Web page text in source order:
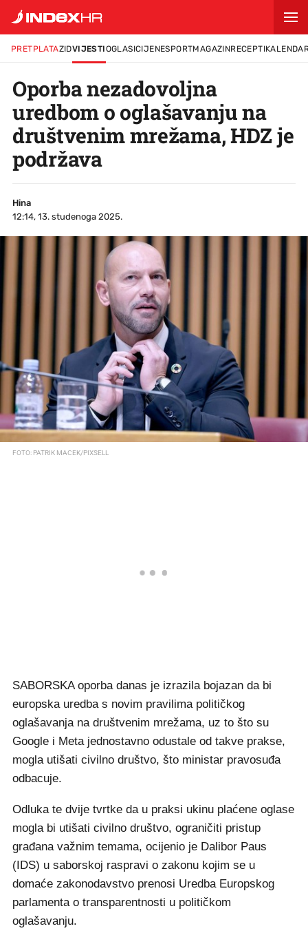
PRETPLATAZIDVIJESTIOGLASICIJENESPORTMAGAZINRECEPTI
Oporba nezadovoljna
uredbom o oglašavanju na
društvenim mrežama, HDZ je
podržava
Hina
12:14, 13. studenoga 2025.
FOTO: PATRIK MACEK/PIXSELL
SABORSKA oporba danas je izrazila bojazan da bi
europska uredba s novim pravilima političkog
oglašavanja na društvenim mrežama, uz to što su
Google i Meta jednostavno odustale od takve prakse,
mogla utišati civilno društvo, što ministar pravosuđa
odbacuje.
Odluka te dvije tvrtke da u praksi ukinu plaćene oglase
mogla bi utišati civilno društvo, ograničiti pristup
građana važnim temama, ocijenio je Dalibor Paus
(IDS) u saborskoj raspravi o zakonu kojim se u
domaće zakonodavstvo prenosi Uredba Europskog
parlamenta o transparentnosti u političkom
oglašavanju.